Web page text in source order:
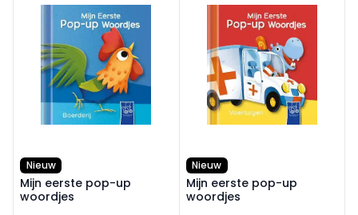
Nieuw
Mijn eerste pop-up
woordjes
Nieuw
Mijn eerste pop-up
woordjes